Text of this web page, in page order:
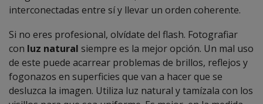
interconectadas entre sí y llevar un orden coherente.
Si no eres profesional, olvídate del flash. Fotografiar
con luz natural siempre es la mejor opción. Un mal uso
de este puede acarrear problemas de brillos, reflejos y
fogonazos en superficies que van a hacer que se
desluzca la imagen. Utiliza luz natural y tamízala con los